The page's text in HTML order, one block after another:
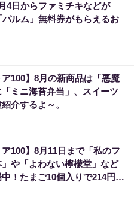
4日からファミチキなどが
ルム」無料券がもらえるお
ア100】8月の新商品は「悪魔
ミニ海苔弁当」、スイーツ
介するよ～。
ア100】8月11日まで「私のフ
や「よわない檸檬堂」など
！たまご10個入りで214円な
逃せない。